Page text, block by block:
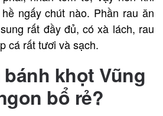
ngấy chút nào. Phần rau ăn
rất đầy đủ, có xà lách, rau
cá rất tươi và sạch.
ánh khọt Vũng
bổ rẻ?